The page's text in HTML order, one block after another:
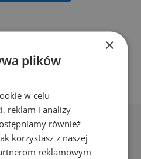
products
×
plików
w celu
reklam i analizy
również
korzystasz z naszej
reklamowym